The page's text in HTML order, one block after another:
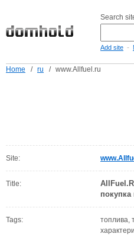
Search
Add site -
Home / ru / www.Allfuel.ru
Site:
Title:
Tags:
топлива,